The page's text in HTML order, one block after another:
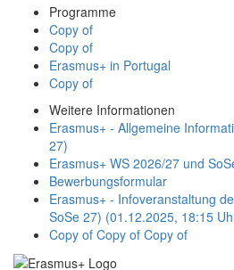
Programme
Copy of
Copy of
Erasmus+ in Portugal
Copy of
Weitere Informationen
Erasmus+ - Allgemeine
27)
Erasmus+ WS 2026/27 und
Bewerbungsformular
Erasmus+ - Infoveranstaltung
SoSe 27) (01.12.2025, 18:15
Copy of Copy of Copy of